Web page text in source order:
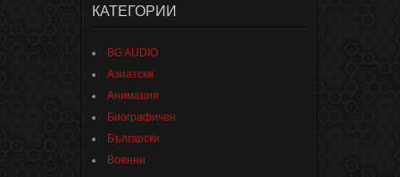
КАТЕГОРИИ
BG AUDIO
Азиатски
Анимация
Биографичен
Български
Военни